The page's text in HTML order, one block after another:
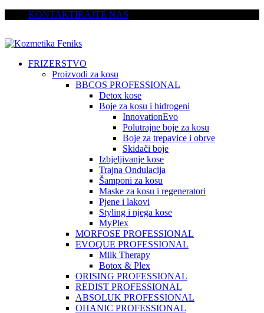
KONTAKTIRAJTE NAS
FRIZERSTVO
Proizvodi za kosu
BBCOS PROFESSIONAL
Detox kose
Boje za kosu i hidrogeni
InnovationEvo
Polutrajne boje za kosu
Boje za trepavice i obrve
Skidači boje
Izbjeljivanje kose
Trajna Ondulacija
Šamponi za kosu
Maske za kosu i regeneratori
Pjene i lakovi
Styling i njega kose
MyPlex
MORFOSE PROFESSIONAL
EVOQUE PROFESSIONAL
Milk Therapy
Botox & Plex
ORISING PROFESSIONAL
REDIST PROFESSIONAL
ABSOLUK PROFESSIONAL
OHANIC PROFESSIONAL